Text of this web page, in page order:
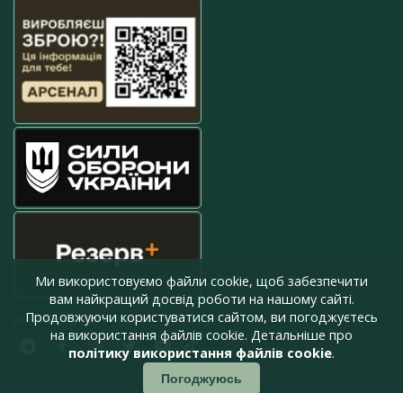
press@armyinform.com.ua
Ми використовуємо файли cookie, щоб забезпечити
вам найкращий досвід роботи на нашому сайті.
Продовжуючи користуватися сайтом, ви погоджуєтесь
на використання файлів cookie. Детальніше про
політику використання файлів cookie.
Погоджуюсь